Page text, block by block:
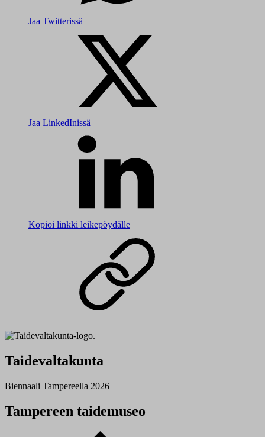
Jaa Twitterissä
Jaa LinkedInissä
Kopioi linkki leikepöydälle
Taidevaltakunta
Biennaali Tampereella 2026
Tampereen taidemuseo